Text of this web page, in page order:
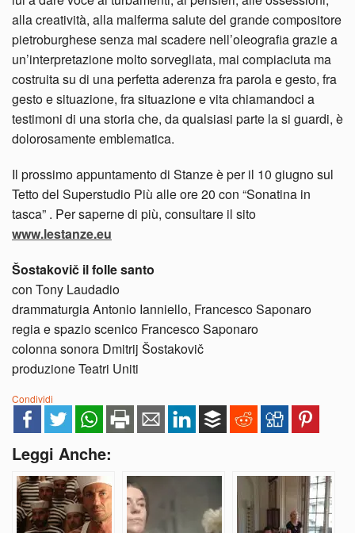
alla creatività, alla malferma salute del grande compositore
pietroburghese senza mai scadere nell’oleografia grazie a
un’interpretazione molto sorvegliata, mai compiaciuta ma
costruita su di una perfetta aderenza fra parola e gesto, fra
gesto e situazione, fra situazione e vita chiamandoci a
testimoni di una storia che, da qualsiasi parte la si guardi, è
dolorosamente emblematica.
Il prossimo appuntamento di Stanze è per il 10 giugno sul
Tetto del Superstudio Più alle ore 20 con “Sonatina in
tasca” . Per saperne di più, consultare il sito
www.lestanze.eu
Šostakovič il folle santo
con Tony Laudadio
drammaturgia Antonio Ianniello, Francesco Saponaro
regia e spazio scenico Francesco Saponaro
colonna sonora Dmitrij Šostakovič
produzione Teatri Uniti
Condividi
Leggi Anche: